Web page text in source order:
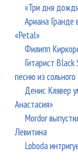
«Три дня
Ариана Гранде
«Petal»
Филипп
Гитарист
песню из
Денис Клявер
Анастасия»
Mordor
Левитина
Loboda